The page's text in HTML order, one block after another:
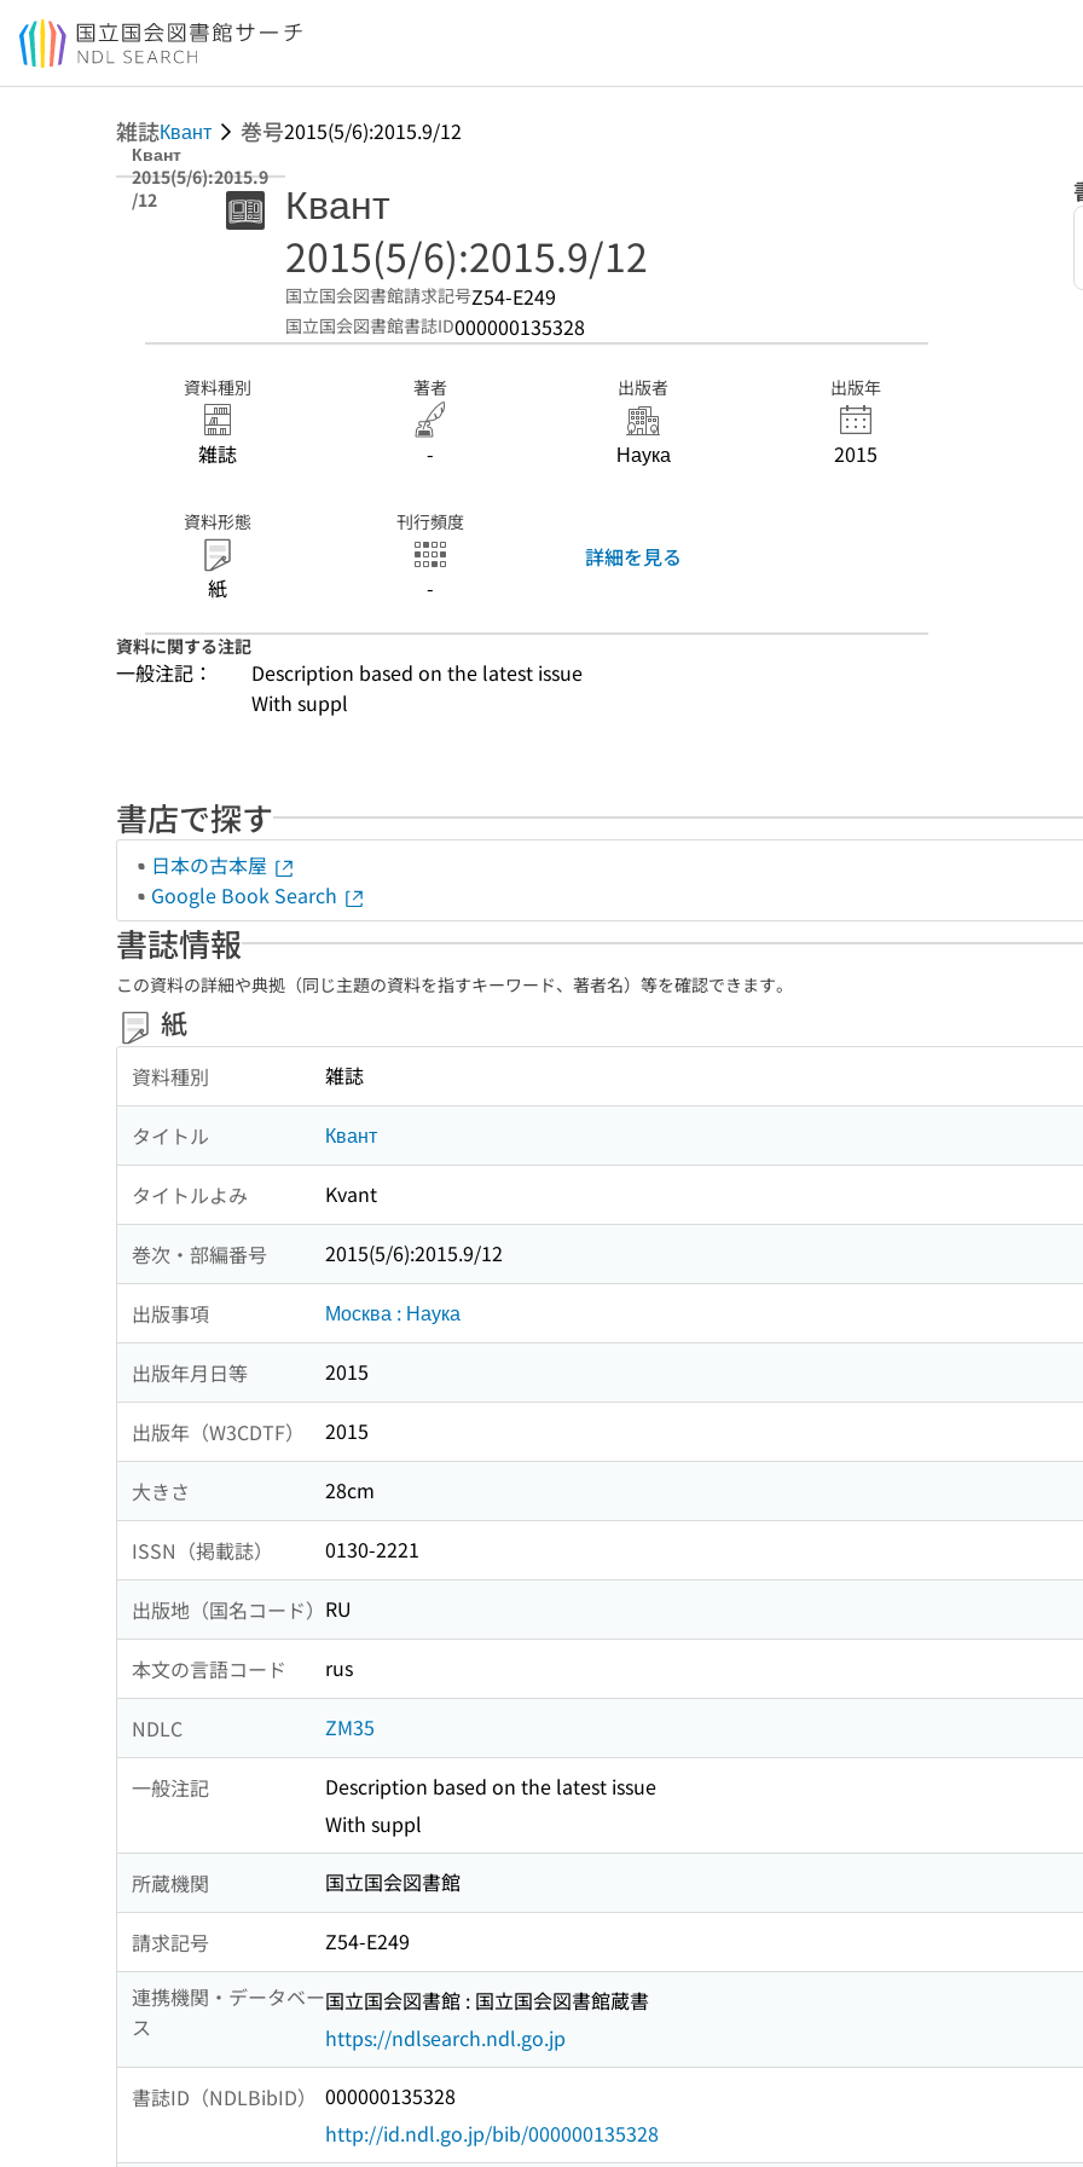
本文へ移動
雑誌Квант 巻号2015(5/6):2015.9/12
Квант
2015(5/6):2015.9
/12
Квант
2015(5/6):2015.9/12
国立国会図書館請求記号Z54-E249
国立国会図書館書誌ID000000135328
資料種別
雑誌
著者
-
出版者
Наука
出版年
2015
資料形態
紙
刊行頻度
-
詳細を見る
資料に関する注記
一般注記：
Description based on the latest issue
With suppl
書店で探す
日本の古本屋
Google Book Search
書誌情報
この資料の詳細や典拠（同じ主題の資料を指すキーワード、著者名）等を確認できます。
紙
資料種別 雑誌
タイトル Квант
タイトルよみ Kvant
巻次・部編番号 2015(5/6):2015.9/12
出版事項 Москва : Наука
出版年月日等 2015
出版年（W3CDTF） 2015
大きさ 28cm
ISSN（掲載誌） 0130-2221
出版地（国名コード） RU
本文の言語コード rus
NDLC ZM35
一般注記
Description based on the latest issue
With suppl
所蔵機関 国立国会図書館
請求記号
Z54-E249
連携機関・データベー
ス
国立国会図書館 : 国立国会図書館蔵書
https://ndlsearch.ndl.go.jp
書誌ID（NDLBibID）
000000135328
http://id.ndl.go.jp/bib/000000135328